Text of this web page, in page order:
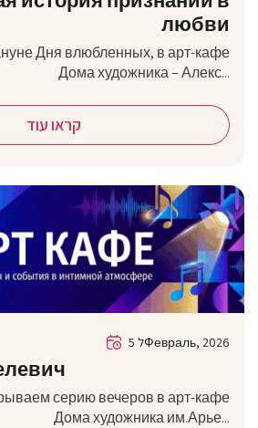
любви
Дня влюбленных, в арт-кафе
Дома художника – Алекс...
קראו עוד
5 לФевраль, 2026
серию вечеров в арт-кафе
Дома художника им.Арье...